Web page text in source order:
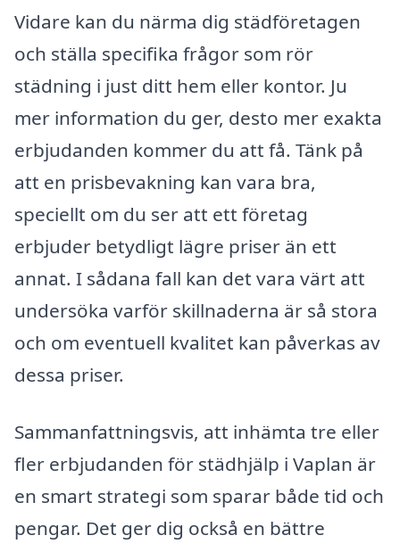
Vidare kan du närma dig städföretagen
och ställa specifika frågor som rör
städning i just ditt hem eller kontor. Ju
mer information du ger, desto mer exakta
erbjudanden kommer du att få. Tänk på
att en prisbevakning kan vara bra,
speciellt om du ser att ett företag
erbjuder betydligt lägre priser än ett
annat. I sådana fall kan det vara värt att
undersöka varför skillnaderna är så stora
och om eventuell kvalitet kan påverkas av
dessa priser.
Sammanfattningsvis, att inhämta tre eller
fler erbjudanden för städhjälp i Vaplan är
en smart strategi som sparar både tid och
pengar. Det ger dig också en bättre